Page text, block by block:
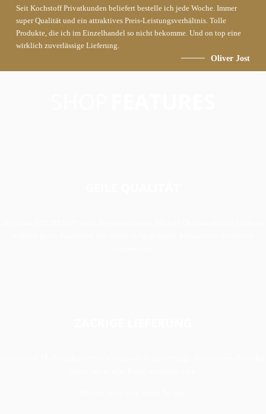
Seit Kochstoff Privatkunden beliefert bestelle ich jede Woche. Immer
super Qualität und ein attraktives Preis-Leistungsverhältnis. Tolle
Produkte, die ich im Einzelhandel so nicht bekomme. Und on top eine
wirklich zuverlässige Lieferung.
Oliver Jost